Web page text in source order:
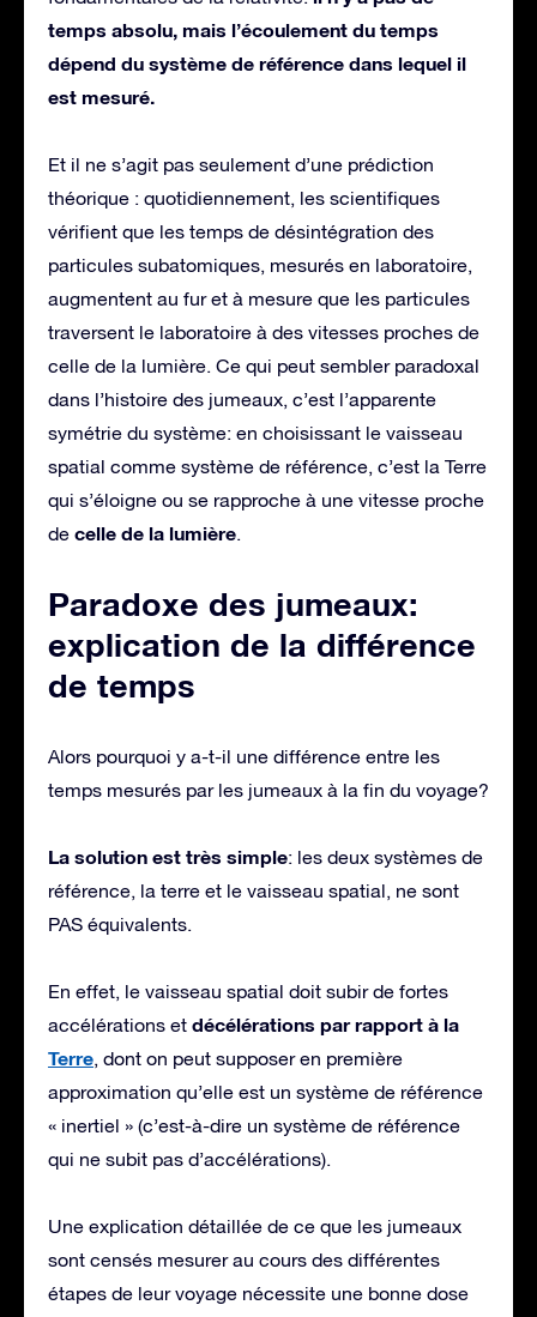
temps absolu, mais l’écoulement du temps
dépend du système de référence dans lequel il
est mesuré.
Et il ne s’agit pas seulement d’une prédiction
théorique : quotidiennement, les scientifiques
vérifient que les temps de désintégration des
particules subatomiques, mesurés en laboratoire,
augmentent au fur et à mesure que les particules
traversent le laboratoire à des vitesses proches de
celle de la lumière. Ce qui peut sembler paradoxal
dans l’histoire des jumeaux, c’est l’apparente
symétrie du système: en choisissant le vaisseau
spatial comme système de référence, c’est la Terre
qui s’éloigne ou se rapproche à une vitesse proche
de celle de la lumière.
Paradoxe des jumeaux:
explication de la différence
de temps
Alors pourquoi y a-t-il une différence entre les
temps mesurés par les jumeaux à la fin du voyage?
La solution est très simple: les deux systèmes de
référence, la terre et le vaisseau spatial, ne sont
PAS équivalents.
En effet, le vaisseau spatial doit subir de fortes
accélérations et décélérations par rapport à la
Terre, dont on peut supposer en première
approximation qu’elle est un système de référence
« inertiel » (c’est-à-dire un système de référence
qui ne subit pas d’accélérations).
Une explication détaillée de ce que les jumeaux
sont censés mesurer au cours des différentes
étapes de leur voyage nécessite une bonne dose